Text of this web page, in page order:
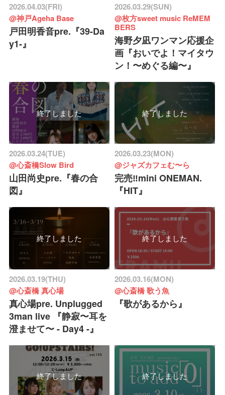
2026.04.03(FRI)
@神戸Ageha Base
戸田明香音pre.『39-Da
y1-』
2026.03.29(SUN)
@枚方sweet music ReMEM
BERS
海野夕凪ワンマン応援企
画『おいでよ！マイタウ
ン！〜めぐる編〜』
終了しました
2026.03.24(TUE)
@心斎橋Slow Bird
山田尚史pre.『春の合
図』
終了しました
2026.03.23(MON)
@ジャズカフェむ〜ら
完売‼️mini ONEMAN.
『HIT』
終了しました
2026.03.19(THU)
@心斎橋 真心場
真心場pre. Unplugged
3man live 『静寂〜耳を
澄ませて〜 - Day4 -』
終了しました
2026.03.16(MON)
@心斎橋 歌う魚
『歌があるから』
終了しました 終了しました